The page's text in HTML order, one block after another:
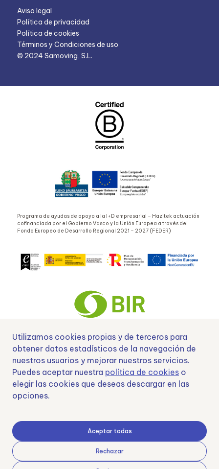
Aviso legal
Política de privacidad
Política de cookies
Términos y Condiciones de uso
© 2024 Samoving, S.L.
Programa de ayudas de apoyo a la I+D empresarial – Hazitek actuación
cofinanciada por el Gobierno Vasco y la Unión Europea a través del
Fondo Europeo de Desarrollo Regional 2021 – 2027 (FEDER)
Nº EXP 00152378 / SNEO-20222129 Financiado por la Unión Europea –
NextGenerationEU y apoyado por el CDTI.
apoyo es contribuir al desarrollo internacional de la empresa y de su entorno.
Fondo Europeo de Desarrollo Regional
Utilizamos cookies propias y de terceros para
obtener datos estadísticos de la navegación de
nuestros usuarios y mejorar nuestros servicios.
Puedes aceptar nuestra política de cookies o
elegir las cookies que deseas descargar en las
opciones.
Aceptar todas
Rechazar